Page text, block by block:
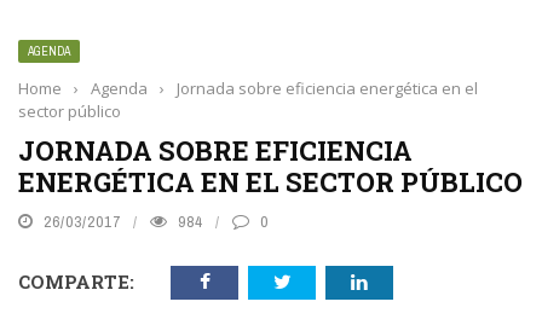
AGENDA
Home › Agenda ›
Jornada sobre eficiencia energética en el
sector público
JORNADA SOBRE EFICIENCIA
ENERGÉTICA EN EL SECTOR PÚBLICO
26/03/2017 984 0
COMPARTE: